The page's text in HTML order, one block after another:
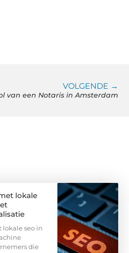
VOLGENDE →
van een Notaris in Amsterdam
lokale
seo in
die